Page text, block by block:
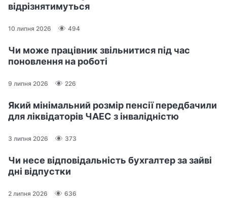
відрізнятимуться
10 липня 2026 494
Чи може працівник звільнитися під час
поновлення на роботі
9 липня 2026 226
Який мінімальний розмір пенсії передбачили
для ліквідаторів ЧАЕС з інвалідністю
3 липня 2026 373
Чи несе відповідальність бухгалтер за зайві
дні відпустки
2 липня 2026 636